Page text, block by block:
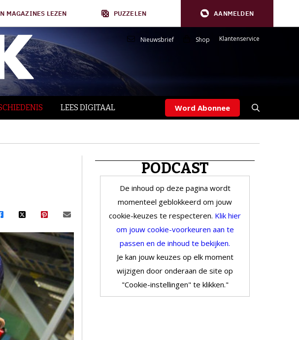
MAGAZINES LEZEN PUZZELEN AANMELDEN
Nieuwsbrief Shop Klantenservice
LEES DIGITAAL Word Abonnee
PODCAST
De inhoud op deze pagina wordt
momenteel geblokkeerd om jouw
cookie-keuzes te respecteren. Klik hier
om jouw cookie-voorkeuren aan te
passen en de inhoud te bekijken.
Je kan jouw keuzes op elk moment
wijzigen door onderaan de site op
"Cookie-instellingen" te klikken."